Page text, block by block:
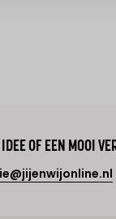
OF EEN MOOI